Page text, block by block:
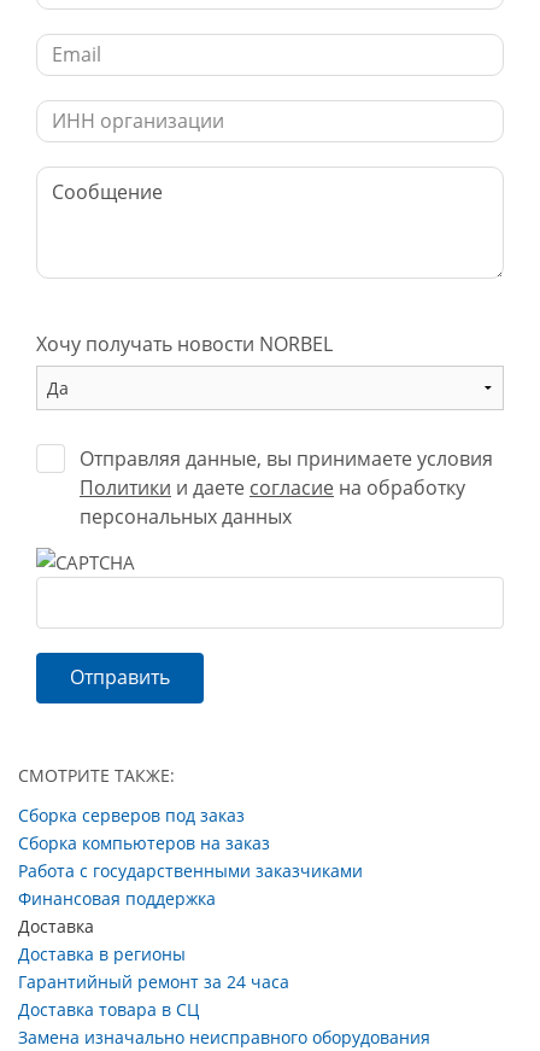
Хочу получать новости NORBEL
Отправляя данные, вы принимаете условия
Политики и даете согласие на обработку
персональных данных
Отправить
СМОТРИТЕ ТАКЖЕ:
Сборка серверов под заказ
Сборка компьютеров на заказ
Работа с государственными заказчиками
Финансовая поддержка
Доставка
Доставка в регионы
Гарантийный ремонт за 24 часа
Доставка товара в СЦ
Замена изначально неисправного оборудования